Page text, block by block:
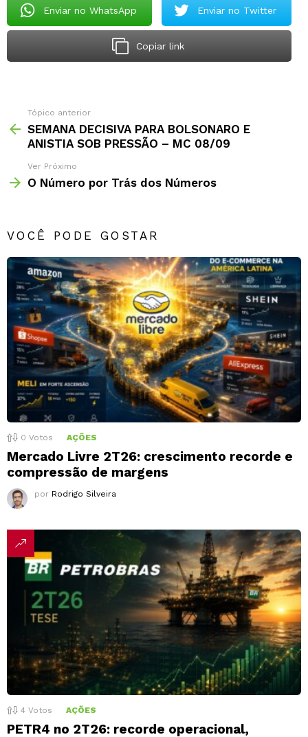
Enviar no WhatsApp Enviar no Twitter
Copiar link
Tópico anterior
SEMANA DECISIVA PARA BOLSONARO E
ANISTIA SOB PRESSÃO – MC 08/09
Ver Próximo
O Número por Trás dos Números
VOCÊ PODE GOSTAR
0 Votos AÇÕES
Mercado Livre 2T26: crescimento recorde e
compressão de margens
por Rodrigo Silveira
4 Votos AÇÕES
PETR4 no 2T26: recorde operacional,